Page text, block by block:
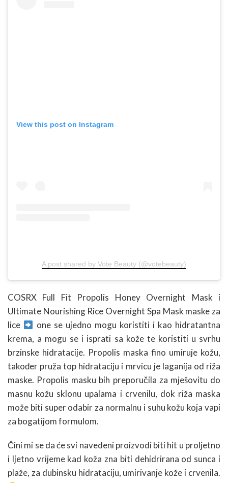
View this post on Instagram
A post shared by Vote Beauty (@votebeauty)
COSRX Full Fit Propolis Honey Overnight Mask i
Ultimate Nourishing Rice Overnight Spa Mask maske za
lice
one se ujedno mogu koristiti i kao hidratantna
krema, a mogu se i isprati sa kože te koristiti u svrhu
brzinske hidratacije. Propolis maska fino umiruje kožu,
također pruža top hidrataciju i mrvicu je laganija od riža
maske. Propolis masku bih preporučila za mješovitu do
masnu kožu sklonu upalama i crvenilu, dok riža maska
može biti super odabir za normalnu i suhu kožu koja vapi
za bogatijom formulom.
Čini mi se da će svi navedeni proizvodi biti hit u proljetno
i ljetno vrijeme kad koža zna biti dehidrirana od sunca i
plaže, za dubinsku hidrataciju, umirivanje kože i crvenila.